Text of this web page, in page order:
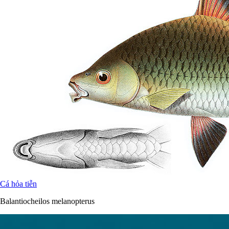
Cá hỏa tiễn
Balantiocheilos melanopterus